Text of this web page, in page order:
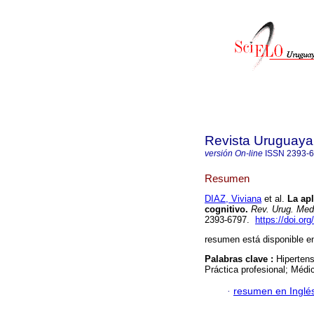
Revista
versión On-line ISSN 2393-
Resumen
DIAZ, Vivianaet al. La
cognitivo. Rev. Urug.
2393-6797.
https://
resumen está disponible
Palabras clave :
Práctica profesional;
· resumen en